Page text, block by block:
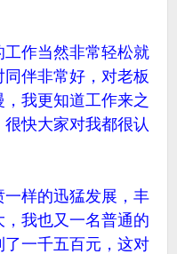
作当然非常轻松就
伴非常好，对老板
我更知道工作来之
快大家对我都很认
样的迅猛发展，丰
我也又一名普通的
一千五百元，这对